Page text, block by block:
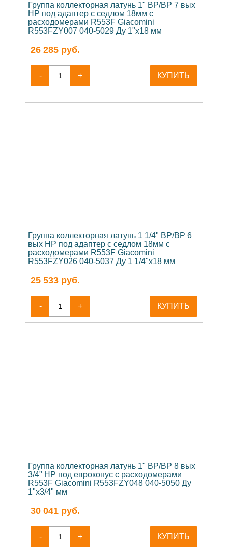
Группа коллекторная латунь 1" ВР/ВР 7 вых
НР под адаптер с седлом 18мм с
расходомерами R553F Giacomini
R553FZY007 040-5029 Ду 1"х18 мм
26 285 руб.
- + КУПИТЬ
Группа коллекторная латунь 1 1/4" ВР/ВР 6
вых НР под адаптер с седлом 18мм с
расходомерами R553F Giacomini
R553FZY026 040-5037 Ду 1 1/4"х18 мм
25 533 руб.
- + КУПИТЬ
Группа коллекторная латунь 1" ВР/ВР 8 вых
3/4" НР под евроконус с расходомерами
R553F Giacomini R553FZY048 040-5050 Ду
1"х3/4" мм
30 041 руб.
- + КУПИТЬ